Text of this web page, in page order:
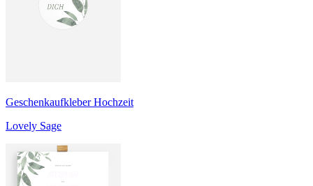
Geschenkaufkleber Hochzeit
Lovely Sage